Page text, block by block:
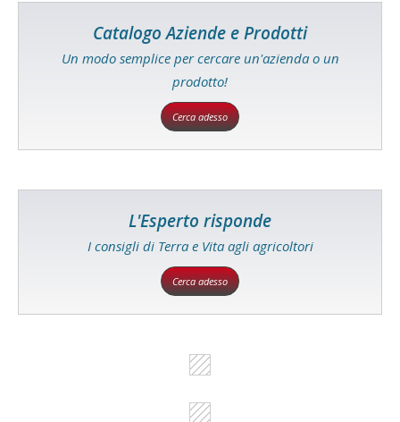
Catalogo Aziende e Prodotti
Un modo semplice per cercare un'azienda o un
prodotto!
Cerca adesso
L'Esperto risponde
I consigli di Terra e Vita agli agricoltori
Cerca adesso